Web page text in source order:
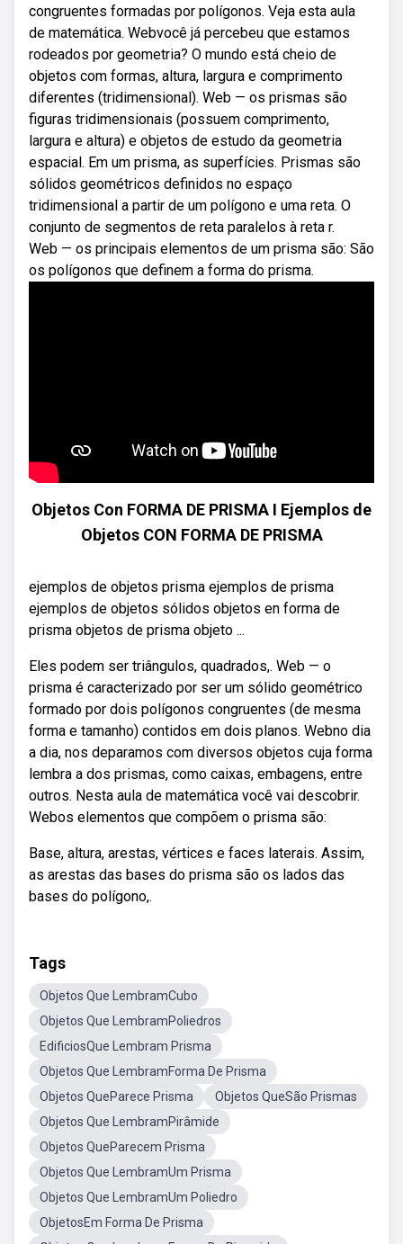
congruentes formadas por polígonos. Veja esta aula
de matemática. Webvocê já percebeu que estamos
rodeados por geometria? O mundo está cheio de
objetos com formas, altura, largura e comprimento
diferentes (tridimensional). Web — os prismas são
figuras tridimensionais (possuem comprimento,
largura e altura) e objetos de estudo da geometria
espacial. Em um prisma, as superfícies. Prismas são
sólidos geométricos definidos no espaço
tridimensional a partir de um polígono e uma reta. O
conjunto de segmentos de reta paralelos à reta r.
Web — os principais elementos de um prisma são: São
os polígonos que definem a forma do prisma.
Objetos Con FORMA DE PRISMA I Ejemplos de
Objetos CON FORMA DE PRISMA
ejemplos de objetos prisma ejemplos de prisma
ejemplos de objetos sólidos objetos en forma de
prisma objetos de prisma objeto ...
Eles podem ser triângulos, quadrados,. Web — o
prisma é caracterizado por ser um sólido geométrico
formado por dois polígonos congruentes (de mesma
forma e tamanho) contidos em dois planos. Webno dia
a dia, nos deparamos com diversos objetos cuja forma
lembra a dos prismas, como caixas, embagens, entre
outros. Nesta aula de matemática você vai descobrir.
Webos elementos que compõem o prisma são:
Base, altura, arestas, vértices e faces laterais. Assim,
as arestas das bases do prisma são os lados das
bases do polígono,.
Tags
Objetos Que LembramCubo
Objetos Que LembramPoliedros
EdificiosQue Lembram Prisma
Objetos Que LembramForma De Prisma
Objetos QueParece Prisma
Objetos QueSão Prismas
Objetos Que LembramPirâmide
Objetos QueParecem Prisma
Objetos Que LembramUm Prisma
Objetos Que LembramUm Poliedro
ObjetosEm Forma De Prisma